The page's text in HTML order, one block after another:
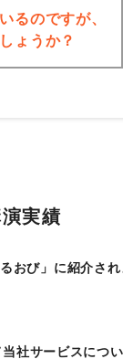
るのですが、
ょうか？
実績
おび」に紹介され
社サービスにつ